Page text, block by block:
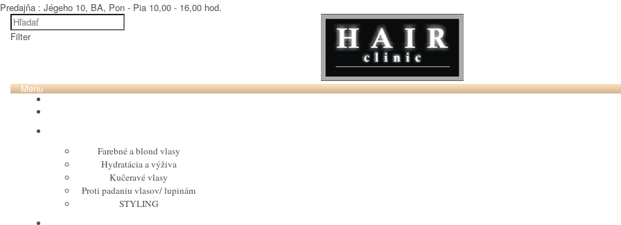
Predajňa : Jégeho 10, BA, Pon - Pia 10,00 - 16,00 hod.
Filter
Menu
Farebné a blond vlasy
Hydratácia a výživa
Kučeravé vlasy
Proti padaniu vlasov/ lupinám
STYLING